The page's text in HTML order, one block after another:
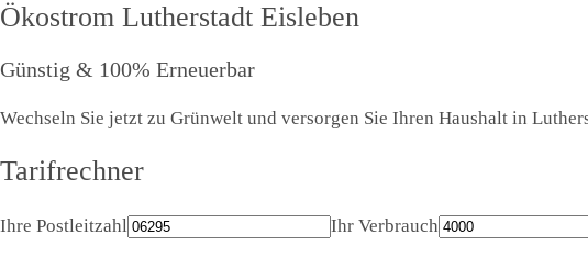
Ökostrom Lutherstadt Eisleben
Günstig & 100% Erneuerbar
Wechseln Sie jetzt zu Grünwelt und versorgen Sie Ihren Haushalt in
Tarifrechner
Ihre Postleitzahl Ihr Verbrauch